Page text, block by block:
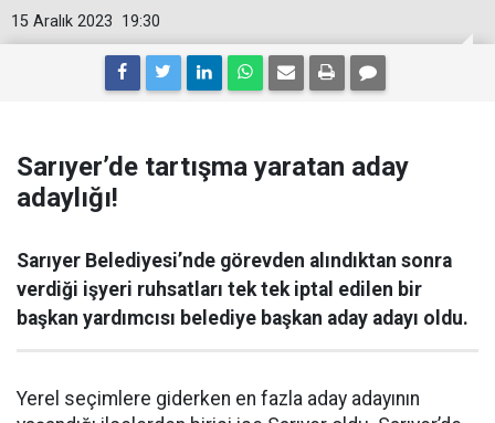
19:30
15 Aralık 2023
Sarıyer’de tartışma yaratan aday
adaylığı!
Sarıyer Belediyesi’nde görevden alındıktan sonra
verdiği işyeri ruhsatları tek tek iptal edilen bir
başkan yardımcısı belediye başkan aday adayı oldu.
Yerel seçimlere giderken en fazla aday adayının